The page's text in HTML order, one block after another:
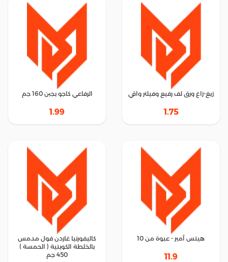
زيغ-زاغ ورق لف رفيع وفيلتر واقي
1.75
الرفاعي كاجو بجبن 160 جم
1.99
هيتس آمبر - عبوة من 10
11.9
كاليفورنيا غاردن فول مدمس
بالخلطة الكويتية ( الحمسة )
450 جم